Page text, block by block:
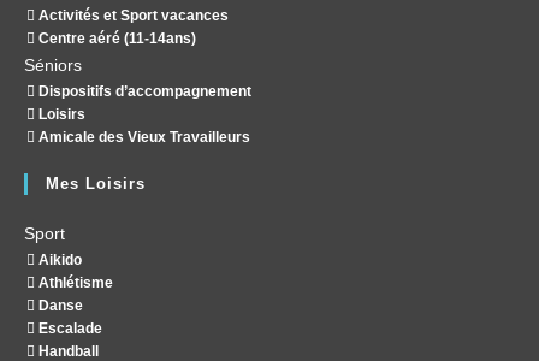
Activités et Sport vacances
Centre aéré (11-14ans)
Séniors
Dispositifs d’accompagnement
Loisirs
Amicale des Vieux Travailleurs
Mes Loisirs
Sport
Aikido
Athlétisme
Danse
Escalade
Handball